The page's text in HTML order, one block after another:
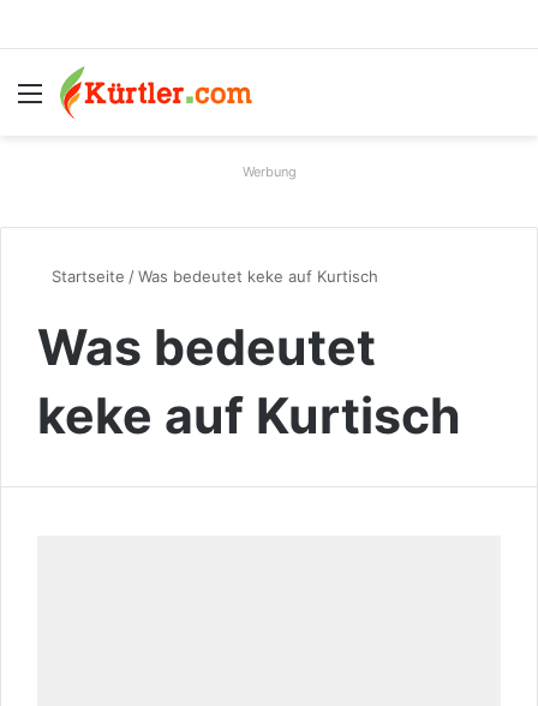
Menü
Werbung
Startseite /Was bedeutet keke auf Kurtisch
Was bedeutet
keke auf Kurtisch